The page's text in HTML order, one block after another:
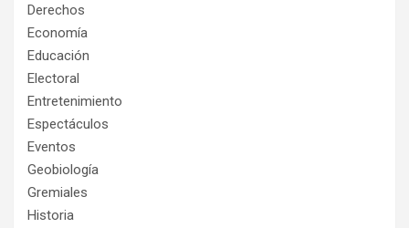
Derechos
Economía
Educación
Electoral
Entretenimiento
Espectáculos
Eventos
Geobiología
Gremiales
Historia